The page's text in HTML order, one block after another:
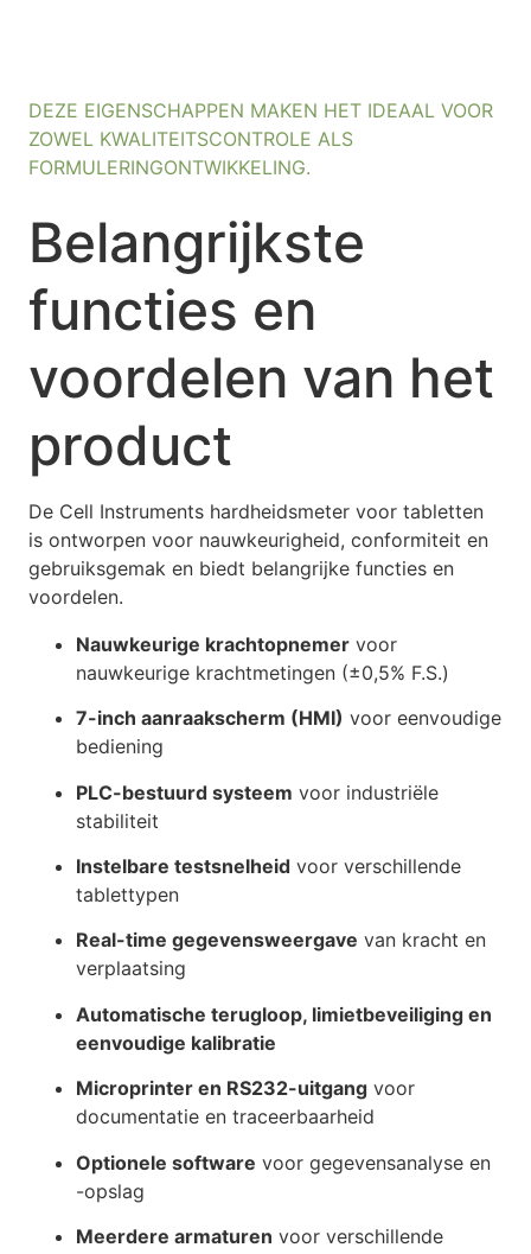
DEZE EIGENSCHAPPEN MAKEN HET IDEAAL VOOR
ZOWEL KWALITEITSCONTROLE ALS
FORMULERINGONTWIKKELING.
Belangrijkste
functies en
voordelen van het
product
De Cell Instruments hardheidsmeter voor tabletten
is ontworpen voor nauwkeurigheid, conformiteit en
gebruiksgemak en biedt belangrijke functies en
voordelen.
Nauwkeurige krachtopnemer voor
nauwkeurige krachtmetingen (±0,5% F.S.)
7-inch aanraakscherm (HMI) voor eenvoudige
bediening
PLC-bestuurd systeem voor industriële
stabiliteit
Instelbare testsnelheid voor verschillende
tablettypen
Real-time gegevensweergave van kracht en
verplaatsing
Automatische terugloop, limietbeveiliging en
eenvoudige kalibratie
Microprinter en RS232-uitgang voor
documentatie en traceerbaarheid
Optionele software voor gegevensanalyse en
-opslag
Meerdere armaturen voor verschillende